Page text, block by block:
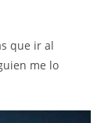
que ir al
me lo